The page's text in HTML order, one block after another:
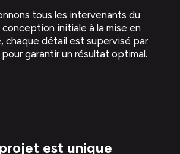
tous les intervenants du
initiale à la mise en
chaque détail est supervisé par
garantir un résultat optimal.
est unique